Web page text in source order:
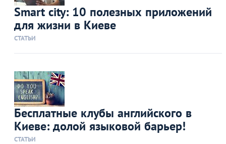
Smart city: 10 полезных приложений
для жизни в Киеве
СТАТЬИ
Бесплатные клубы английского в
Киеве: долой языковой барьер!
СТАТЬИ